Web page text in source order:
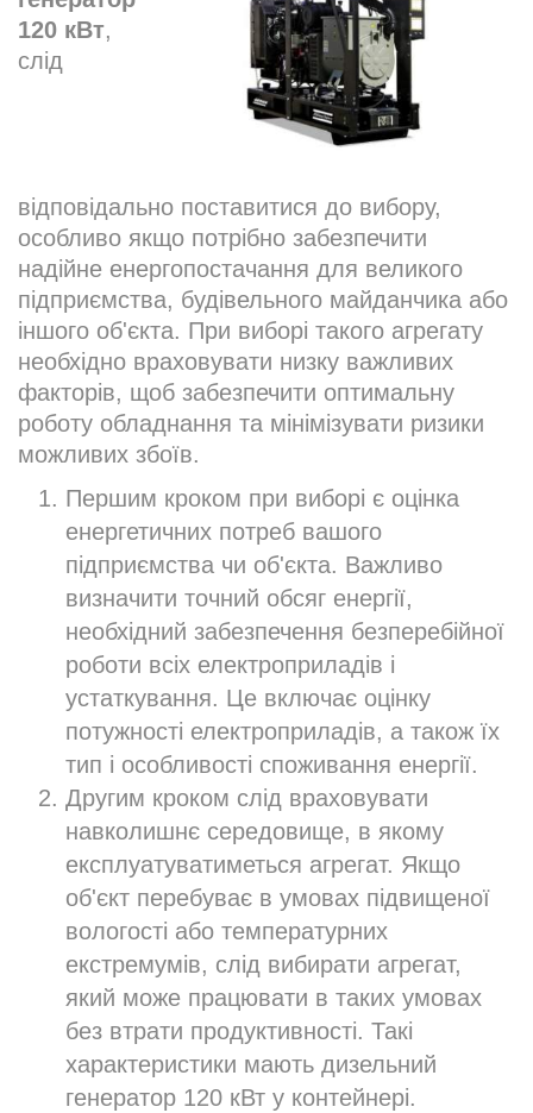
120 кВт,
слід
відповідально поставитися до вибору,
особливо якщо потрібно забезпечити
надійне енергопостачання для великого
підприємства, будівельного майданчика або
іншого об'єкта. При виборі такого агрегату
необхідно враховувати низку важливих
факторів, щоб забезпечити оптимальну
роботу обладнання та мінімізувати ризики
можливих збоїв.
Першим кроком при виборі є оцінка
енергетичних потреб вашого
підприємства чи об'єкта. Важливо
визначити точний обсяг енергії,
необхідний забезпечення безперебійної
роботи всіх електроприладів і
устаткування. Це включає оцінку
потужності електроприладів, а також їх
тип і особливості споживання енергії.
Другим кроком слід враховувати
навколишнє середовище, в якому
експлуатуватиметься агрегат. Якщо
об'єкт перебуває в умовах підвищеної
вологості або температурних
екстремумів, слід вибирати агрегат,
який може працювати в таких умовах
без втрати продуктивності. Такі
характеристики мають дизельний
генератор 120 кВт у контейнері.